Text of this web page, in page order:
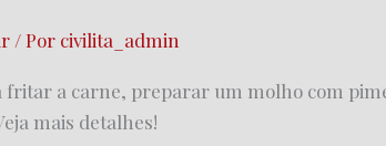
/ Por civilita_admin
fritar a carne, preparar um molho com
mais detalhes!